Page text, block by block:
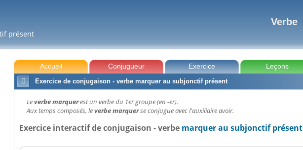
présent
Verbe
Accueil Conjugueur Exercice
Leçons

Exercice de conjugaison - verbe marquer au subjonctif présent
Leverbe marquerest un verbe du 1er groupe (en -er).
Aux temps composés, leverbe marquerse conjugue avec l'auxiliaire avoir.
Exercice interactif de conjugaison - verbe marquer au subjonctif présent